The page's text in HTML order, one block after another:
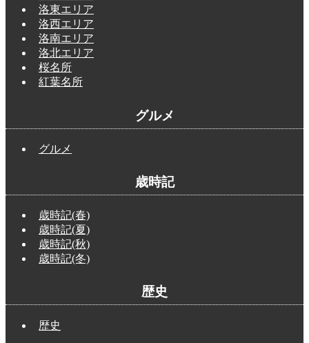
洛東エリア
洛西エリア
洛南エリア
洛北エリア
桜名所
紅葉名所
グルメ
グルメ
歳時記
歳時記(春)
歳時記(夏)
歳時記(秋)
歳時記(冬)
歴史
歴史